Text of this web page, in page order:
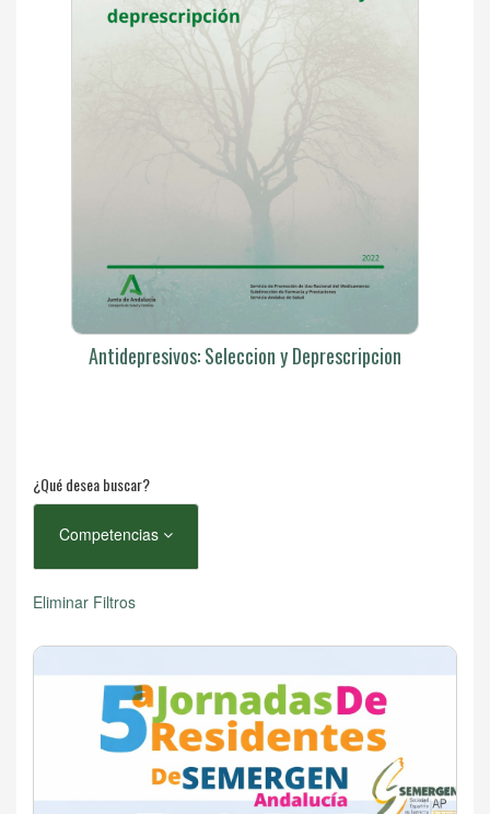
Antidepresivos: Seleccion y Deprescripcion
¿Qué desea buscar?
Competencias
Eliminar Filtros